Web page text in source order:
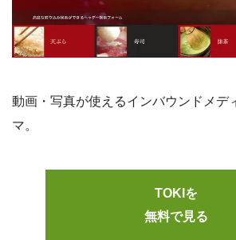
動画・写真が使えるインバウンドメデ
マ。
TOKIを
無料で見る